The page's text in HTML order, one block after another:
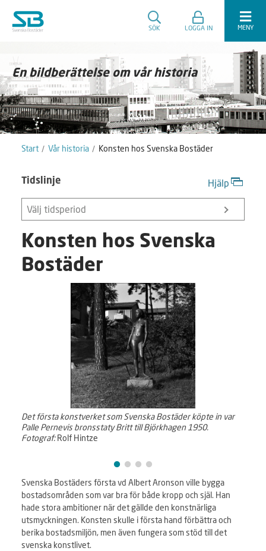
SÖK LOGGA IN MENY
En bildberättelse om vår historia
Start Vår historia Konsten hos Svenska Bostäder
Hjälp
Tidslinje
Välj tidsperiod
Konsten hos Svenska
Bostäder
Det första konstverket som Svenska Bostäder köpte in var
Palle Pernevis bronsstaty Britt till Björkhagen 1950.
Fotograf: Rolf Hintze
Svenska Bostäders första vd Albert Aronson ville bygga
bostadsområden som var bra för både kropp och själ. Han
hade stora ambitioner när det gällde den konstnärliga
utsmyckningen. Konsten skulle i första hand förbättra och
berika bostadsmiljön, men även fungera som stöd till det
svenska konstlivet.